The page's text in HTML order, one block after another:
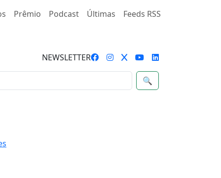
Prêmio Podcast Últimas Feeds RSS
NEWSLETTER
🔍